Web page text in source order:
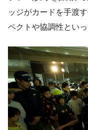
ッジがカードを手渡
ペクトや協調性とい